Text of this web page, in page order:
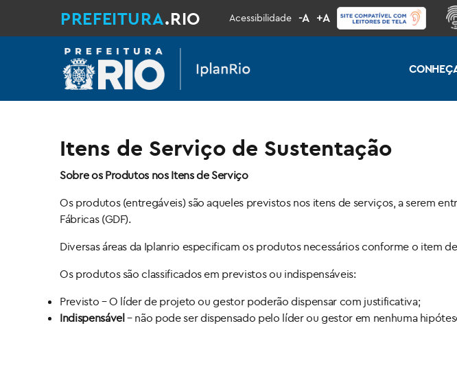
PREFEITURA.RIO Acessibilidade -A +A
Itens de Serviço de Sustentação
Sobre os Produtos nos Itens de Serviço
Os produtos (entregáveis) são aqueles previstos nos itens de serviços, a serem
Fábricas (GDF).
Diversas áreas da Iplanrio especificam os produtos necessários conforme o item
Os produtos são classificados em previstos ou indispensáveis:
Previsto – O líder de projeto ou gestor poderão dispensar com justificativa;
Indispensável – não pode ser dispensado pelo líder ou gestor em nenhuma